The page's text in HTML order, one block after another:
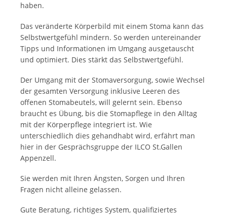
haben.
Das veränderte Körperbild mit einem Stoma kann das
Selbstwertgefühl mindern. So werden untereinander
Tipps und Informationen im Umgang ausgetauscht
und optimiert. Dies stärkt das Selbstwertgefühl.
Der Umgang mit der Stomaversorgung, sowie Wechsel
der gesamten Versorgung inklusive Leeren des
offenen Stomabeutels, will gelernt sein. Ebenso
braucht es Übung, bis die Stomapflege in den Alltag
mit der Körperpflege integriert ist. Wie
unterschiedlich dies gehandhabt wird, erfährt man
hier in der Gesprächsgruppe der ILCO St.Gallen
Appenzell.
Sie werden mit Ihren Ängsten, Sorgen und Ihren
Fragen nicht alleine gelassen.
Gute Beratung, richtiges System, qualifiziertes